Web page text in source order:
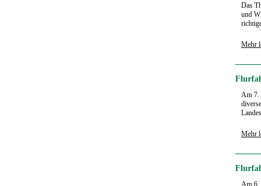
Das
und
Mehr
Am 7.
Mehr
Am 6.